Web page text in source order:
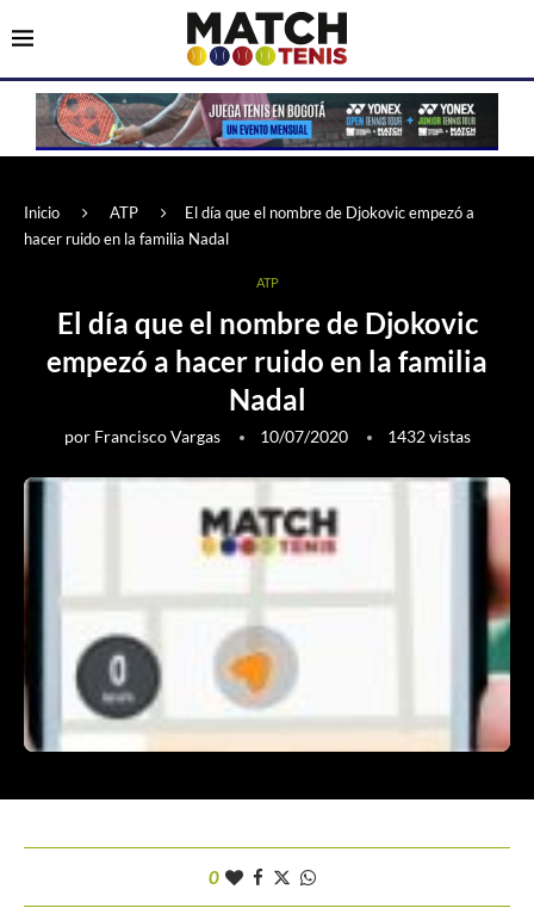
Inicio ATP
El día que el nombre de Djokovic empezó a
hacer ruido en la familia Nadal
ATP
El día que el nombre de Djokovic
empezó a hacer ruido en la familia
Nadal
por Francisco Vargas 10/07/2020 1432vistas
0